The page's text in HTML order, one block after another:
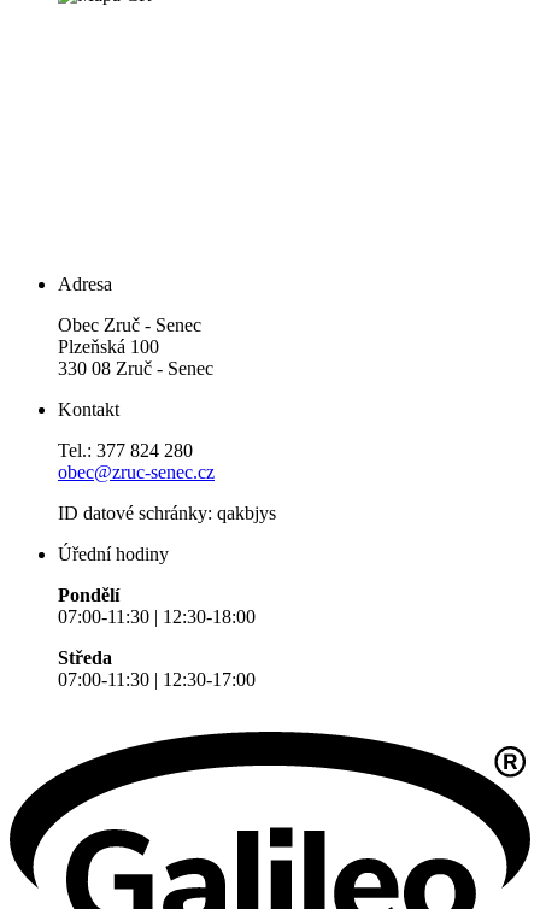
Adresa
Obec Zruč - Senec
Plzeňská 100
330 08 Zruč - Senec
Kontakt
Tel.: 377 824 280
obec@zruc-senec.cz
ID datové schránky: qakbjys
Úřední hodiny
Pondělí
07:00-11:30 | 12:30-18:00
Středa
07:00-11:30 | 12:30-17:00